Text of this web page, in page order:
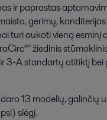
ir paprastas
gėrimų,
turi aukoti vieną esminį
žiedinis
3-A standartų atitiktį
13 modelių, galinčių
slėgį.